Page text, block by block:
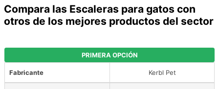
Compara las Escaleras para gatos con
otros de los mejores productos del sector
PRIMERA OPCIÓN
Fabricante Kerbl Pet